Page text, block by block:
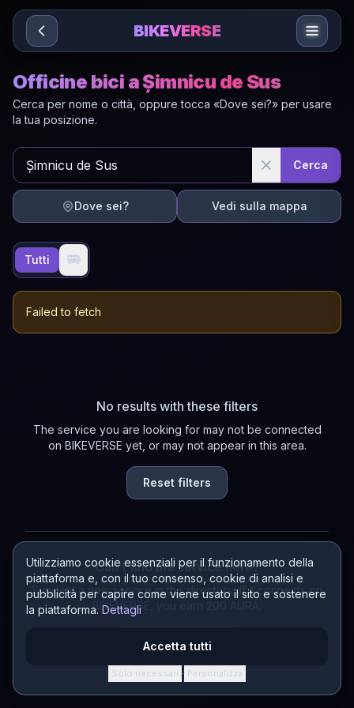
Sari la conținut
Utilizziamo cookie essenziali per il funzionamento della
piattaforma e, con il tuo consenso, cookie di analisi e
pubblicità per capire come viene usato il sito e sostenere
la piattaforma. Dettagli
Accetta tutti
Solo necessari · Personalizza
BIKEVERSE
Officine bici a Șimnicu de Sus
Cerca per nome o città, oppure tocca «Dove sei?» per usare
la tua posizione.
Cerca
Dove sei? Vedi sulla mappa
Tutti 🚐
Failed to fetch
No results with these filters
The service you are looking for may not be connected
on BIKEVERSE yet, or may not appear in this area.
Reset filters
Can't find the service here?
Suggest a new service in the directory! If it connects on
BIKEVERSE, you earn 200 AURA.
Suggest a service